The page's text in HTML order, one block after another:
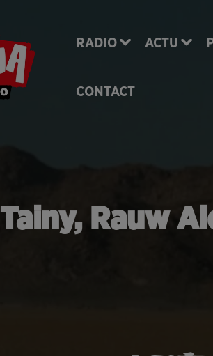
RADIO ACTU
CONTACT
Tainy, Rauw